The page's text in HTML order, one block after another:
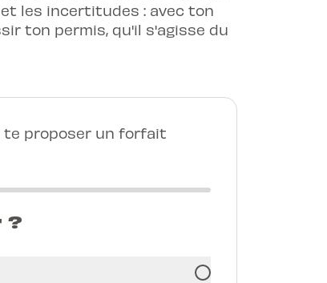
les incertitudes : avec ton
ton permis, qu'il s'agisse du
te proposer un forfait
?